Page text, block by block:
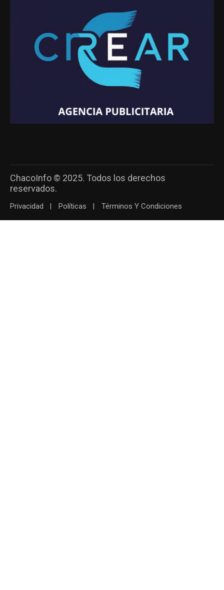
ChacoInfo © 2025. Todos los derechos
reservados.
Privacidad Políticas Términos Y Condiciones